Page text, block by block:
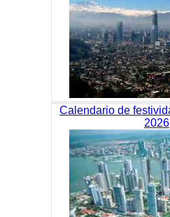
Calendario de
2026